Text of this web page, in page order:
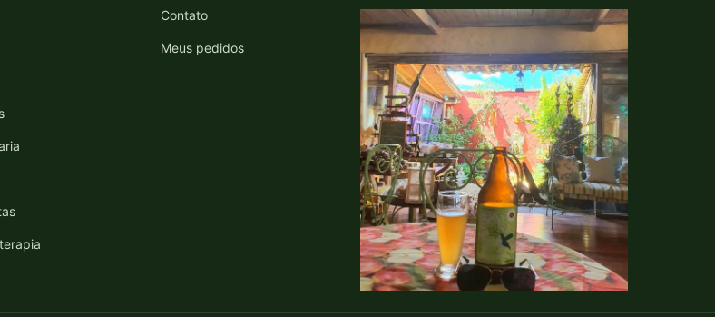
Contato
Meus pedidos